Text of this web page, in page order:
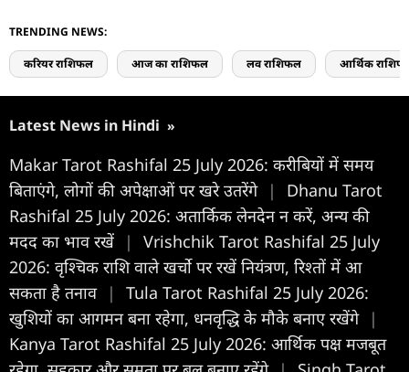
TRENDING NEWS:
करियर राशिफल आज का राशिफल लव राशिफल आर्थिक
Latest News in Hindi »
Makar Tarot Rashifal 25 July 2026: करीबियों में समय
बिताएंगे, लोगों की अपेक्षाओं पर खरे उतरेंगे |
Dhanu Tarot
Rashifal 25 July 2026: अतार्किक लेनदेन न करें, अन्य की
मदद का भाव रखें
|
Vrishchik Tarot Rashifal 25 July
2026: वृश्चिक राशि वाले खर्चो पर रखें नियंत्रण, रिश्तों में आ
सकता है तनाव |
Tula Tarot Rashifal 25 July 2026:
खुशियों का आगमन बना रहेगा, धनवृद्धि के मौके बनाए रखेंगे |
Kanya Tarot Rashifal 25 July 2026: आर्थिक पक्ष मजबूत